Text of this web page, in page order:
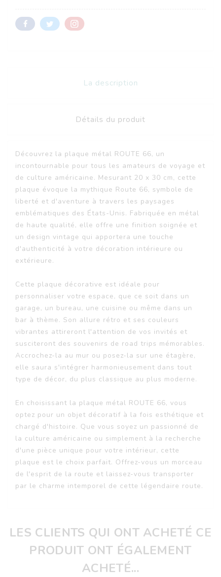
La description
Détails du produit
Découvrez la plaque métal ROUTE 66, un
incontournable pour tous les amateurs de voyage et
de culture américaine. Mesurant 20 x 30 cm, cette
plaque évoque la mythique Route 66, symbole de
liberté et d'aventure à travers les paysages
emblématiques des États-Unis. Fabriquée en métal
de haute qualité, elle offre une finition soignée et
un design vintage qui apportera une touche
d'authenticité à votre décoration intérieure ou
extérieure.
Cette plaque décorative est idéale pour
personnaliser votre espace, que ce soit dans un
garage, un bureau, une cuisine ou même dans un
bar à thème. Son allure rétro et ses couleurs
vibrantes attireront l'attention de vos invités et
susciteront des souvenirs de road trips mémorables.
Accrochez-la au mur ou posez-la sur une étagère,
elle saura s'intégrer harmonieusement dans tout
type de décor, du plus classique au plus moderne.
En choisissant la plaque métal ROUTE 66, vous
optez pour un objet décoratif à la fois esthétique et
chargé d'histoire. Que vous soyez un passionné de
la culture américaine ou simplement à la recherche
d'une pièce unique pour votre intérieur, cette
plaque est le choix parfait. Offrez-vous un morceau
de l'esprit de la route et laissez-vous transporter
par le charme intemporel de cette légendaire route.
LES CLIENTS QUI ONT ACHETÉ CE
PRODUIT ONT ÉGALEMENT
ACHETÉ...